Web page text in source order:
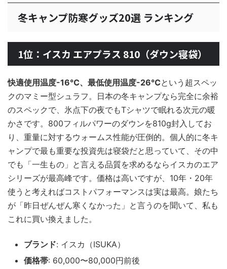
冬キャンプ防寒グッズ20選 ランキング
1位：イスカ エアプラス 810（ダウン寝袋）
快適使用温度-16℃、最低使用温度-26℃という超スペッ
クのマミー型シュラフ。日本の冬キャンプなら完全に余裕
のスペックで、氷点下の夜でもTシャツで眠れる次元の暖
かさです。800フィルパワーのダウンを810g封入してお
り、重量に対するウォームス性能が圧倒的。個人的に冬キ
ャンプで最も重要な投資先は寝袋だと思っていて、その中
でも「一生もの」と言える品質を求めるならイスカのエア
シリーズが最高峰です。価格は高いですが、10年・20年
使うと考えればコストパフォーマンスは実は最高。娘たち
が「昨日ぜんぜん寒くなかった」と言うのを聞いて、私も
これに買い換えました。
ブランド: イスカ（ISUKA）
価格帯: 60,000〜80,000円前後